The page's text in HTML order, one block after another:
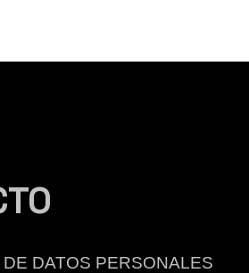
DATOS PERSONALES